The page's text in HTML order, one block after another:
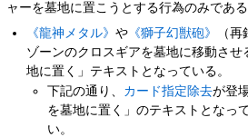
ャーを墓地に置こうとする行為のみである
《龍神メタル》や 《獅子幻獣砲》
（
ゾーンのクロスギアを墓地に移動さ
地に置く」テキストとなっている。
下記の通り、 カード指定除去が登
を墓地に置く」のテキストとなっ
い。